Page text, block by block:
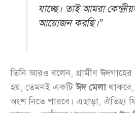
যাচ্ছে। তাই আমরা
আয়োজন করছি।”
তিনি আরও বলেন, গ্রামীণ
হয়, তেমনই একটিঈদ মেলাথাকবে,
অংশ নিতে পারবে। এছাড়া, ঐতিহ্য